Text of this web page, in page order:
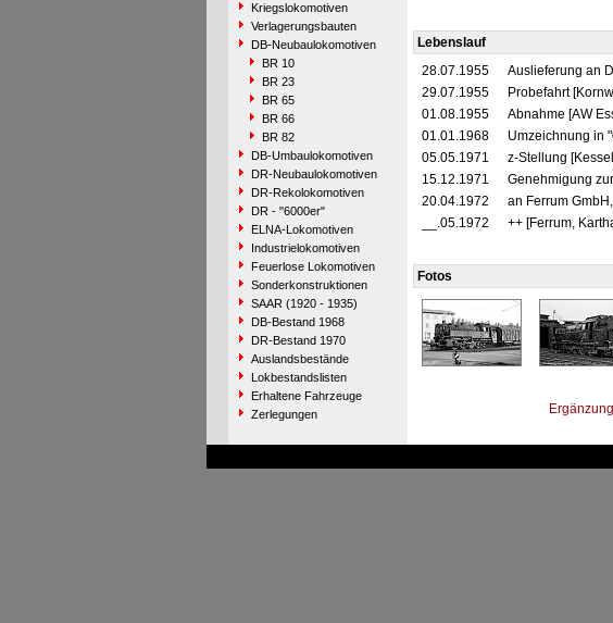
Kriegslokomotiven
Verlagerungsbauten
DB-Neubaulokomotiven
BR 10
BR 23
BR 65
BR 66
BR 82
DB-Umbaulokomotiven
DR-Neubaulokomotiven
DR-Rekolokomotiven
DR - "6000er"
ELNA-Lokomotiven
Industrielokomotiven
Feuerlose Lokomotiven
Sonderkonstruktionen
SAAR (1920 - 1935)
DB-Bestand 1968
DR-Bestand 1970
Auslandsbestände
Lokbestandslisten
Erhaltene Fahrzeuge
Zerlegungen
Lebenslauf
28.07.1955
Auslieferung an
29.07.1955
Probefahrt
01.08.1955
Abnahme [AW
01.01.1968
Umzeichnung in
05.05.1971
z-Stellung
15.12.1971
Genehmigung
20.04.1972
an Ferrum
__.05.1972
++ [Ferrum,
Fotos